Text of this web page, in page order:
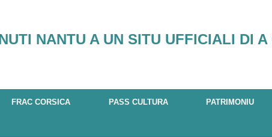
NANTU A UN SITU UFFICIALI DI
FRAC CORSICA PASS CULTURA PATRIMONIU